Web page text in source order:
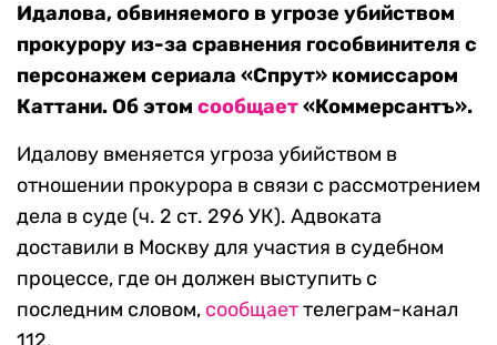
Идалова, обвиняемого в угрозе убийством
прокурору из-за сравнения гособвинителя с
персонажем сериала «Спрут» комиссаром
Каттани. Об этом сообщает«Коммерсантъ».
Идалову вменяется угроза убийством в
отношении прокурора в связи с рассмотрением
дела в суде (ч. 2 ст. 296 УК). Адвоката
доставили в Москву для участия в судебном
процессе, где он должен выступить с
последним словом, сообщаеттелеграм-канал